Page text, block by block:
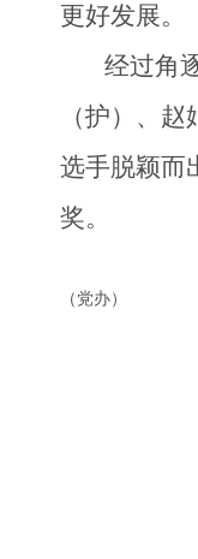
更好发展。
经过角
（护）、
选手脱颖而
奖。
（党办）